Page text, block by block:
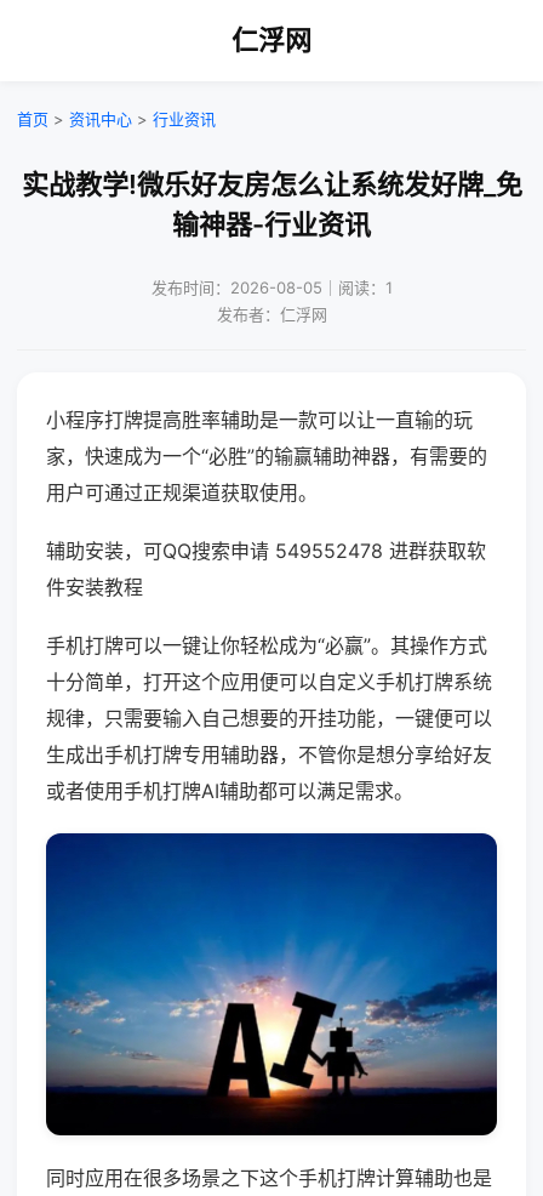
仁浮网
首页 > 资讯中心 > 行业资讯
实战教学!微乐好友房怎么让系统发好牌_免
输神器-行业资讯
发布时间：2026-08-05｜阅读：1
发布者：仁浮网
小程序打牌提高胜率辅助是一款可以让一直输的玩
家，快速成为一个“必胜”的输赢辅助神器，有需要的
用户可通过正规渠道获取使用。
辅助安装，可QQ搜索申请 549552478 进群获取软
件安装教程
手机打牌可以一键让你轻松成为“必赢”。其操作方式
十分简单，打开这个应用便可以自定义手机打牌系统
规律，只需要输入自己想要的开挂功能，一键便可以
生成出手机打牌专用辅助器，不管你是想分享给好友
或者使用手机打牌AI辅助都可以满足需求。
同时应用在很多场景之下这个手机打牌计算辅助也是